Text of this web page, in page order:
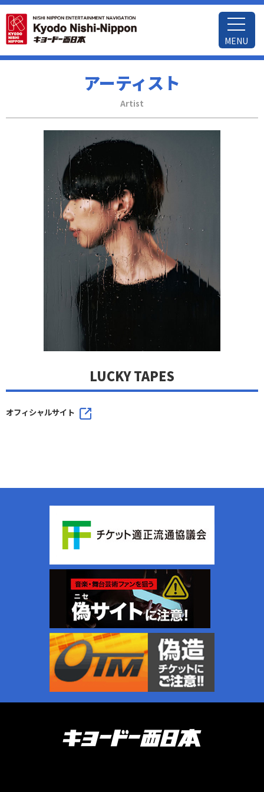
MENU
アーティスト
Artist
LUCKY TAPES
オフィシャルサイト